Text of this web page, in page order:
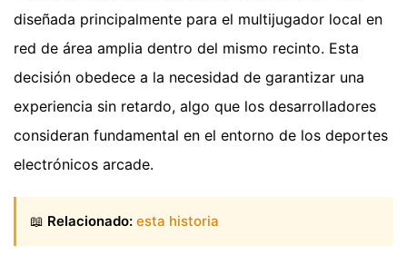
diseñada principalmente para el multijugador local en
red de área amplia dentro del mismo recinto. Esta
decisión obedece a la necesidad de garantizar una
experiencia sin retardo, algo que los desarrolladores
consideran fundamental en el entorno de los deportes
electrónicos arcade.
📖 Relacionado: esta historia